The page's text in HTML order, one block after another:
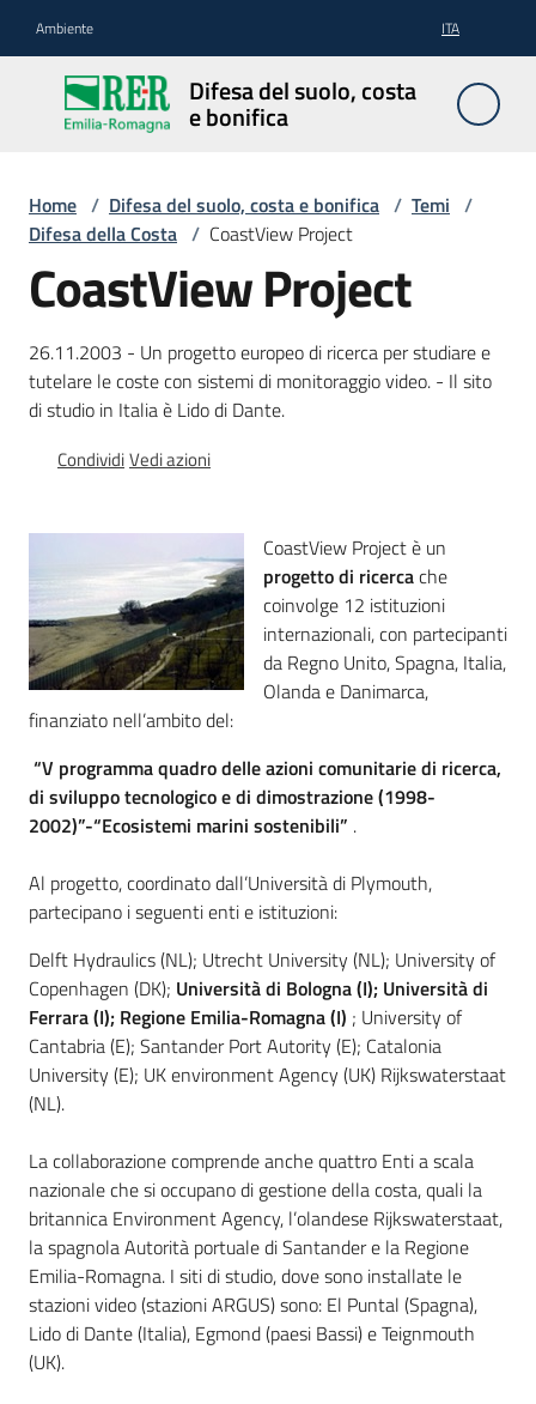
Ambiente ITA
Difesa del suolo, costa
e bonifica
Difesa
del
suolo,
bonifica
Pianificazione
programmazione
Temi
Comunicazione
Argomenti
Novità
Servizi
Leggi Atti Bandi
Piani Programmi
Progetti
Home / Difesa del suolo, costa e bonifica / Temi /
Difesa della Costa / CoastView Project
CoastView Project
26.11.2003 - Un progetto europeo di ricerca per studiare e
tutelare le coste con sistemi di monitoraggio video. - Il sito
di studio in Italia è Lido di Dante.
CondividiVedi azioni
CoastView Project è un
progetto di ricercache
coinvolge 12 istituzioni
internazionali, con partecipanti
da Regno Unito, Spagna, Italia,
Olanda e Danimarca,
finanziato nell’ambito del:
“V programma quadro delle azioni comunitarie di ricerca,
di sviluppo tecnologico e di dimostrazione (1998-
2002)”-“Ecosistemi marini sostenibili” .
Al progetto, coordinato dall’Università di Plymouth,
partecipano i seguenti enti e istituzioni:
Delft Hydraulics (NL); Utrecht University (NL); University of
Copenhagen (DK); Università di Bologna (I); Università di
Ferrara (I); Regione Emilia-Romagna (I) ; University of
Cantabria (E); Santander Port Autority (E); Catalonia
University (E); UK environment Agency (UK) Rijkswaterstaat
(NL).
La collaborazione comprende anche quattro Enti a scala
nazionale che si occupano di gestione della costa, quali la
britannica Environment Agency, l’olandese Rijkswaterstaat,
la spagnola Autorità portuale di Santander e la Regione
Emilia-Romagna. I siti di studio, dove sono installate le
stazioni video (stazioni ARGUS) sono: El Puntal (Spagna),
Lido di Dante (Italia), Egmond (paesi Bassi) e Teignmouth
(UK).